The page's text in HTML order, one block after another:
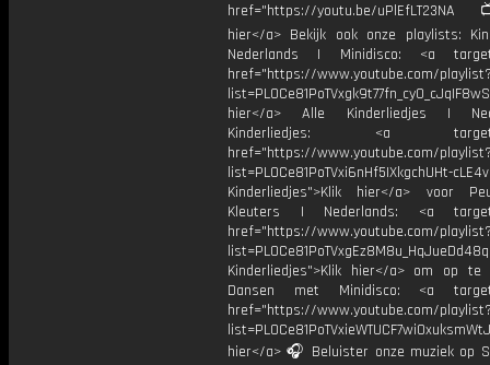
href="https://youtu.be/
hier</a> Bekijk ook onze playlists:
Nederlands | Minidisco: <a
href="https://www.youtube.com/
hier</a> Alle Kinderliedjes |
Kinderliedjes: <a
href="https://www.youtube.com/
list=PL0Ce81PoTVxi6nHf5IXkgchUHt-
Kinderliedjes">Klik hier</a> voor
Kleuters | Nederlands: <a
href="https://www.youtube.com/
Kinderliedjes">Klik hier</a> om op te
Dansen met Minidisco: <a
href="https://www.youtube.com/
hier</a> 🎧 Beluister onze muziek op